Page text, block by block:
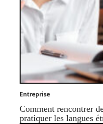
Entreprise
Comment rencontrer
pratiquer les langues